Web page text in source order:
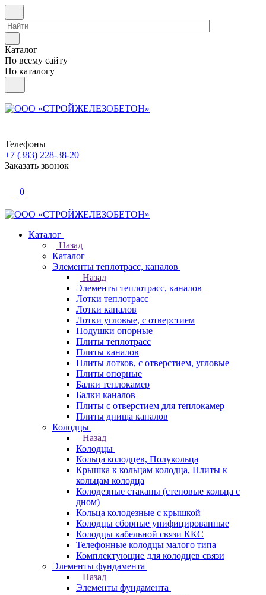
Каталог
По всему сайту
По каталогу
Телефоны
+7 (383) 228-38-20
Заказать звонок
0
Каталог
Назад
Каталог
Элементы теплотрасс, каналов
Назад
Элементы теплотрасс, каналов
Лотки теплотрасс
Лотки каналов
Лотки угловые, с отверстием
Подушки опорные
Плиты теплотрасс
Плиты каналов
Плиты лотков, с отверстием, угловые
Плиты опорные
Балки теплокамер
Балки каналов
Плиты с отверстием для теплокамер
Плиты днища каналов
Колодцы
Назад
Колодцы
Кольца колодцев, Полукольца
Крышка к кольцам колодца, Плиты к
кольцам колодца
Колодезные стаканы (стеновые кольца с
дном)
Кольца колодезные с крышкой
Колодцы сборные унифицированные
Колодцы кабельной связи ККС
Телефонные колодцы малого типа
Комплектующие для колодцев связи
Элементы фундамента
Назад
Элементы фундамента